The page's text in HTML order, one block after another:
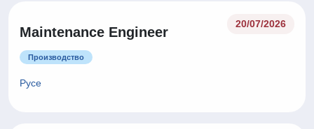
Maintenance Engineer
20/07/2026
Производство
Русе